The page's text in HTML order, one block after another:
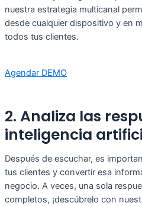
nuestra estrategia multicanal
desde cualquier dispositivo y en
todos tus clientes.
Agendar DEMO
2. Analiza las
inteligencia
Después de escuchar, es
tus clientes y convertir esa
negocio. A veces, una sola
completos, ¡descúbrelo con